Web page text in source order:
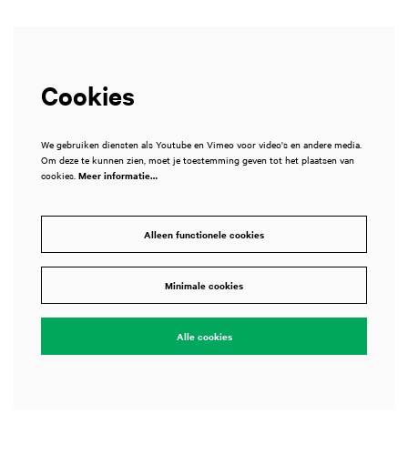
Cookies
We gebruiken diensten als Youtube en Vimeo voor video's en andere media.
Om deze te kunnen zien, moet je toestemming geven tot het plaatsen van
cookies. Meer informatie…
Alleen functionele cookies
Minimale cookies
Alle cookies